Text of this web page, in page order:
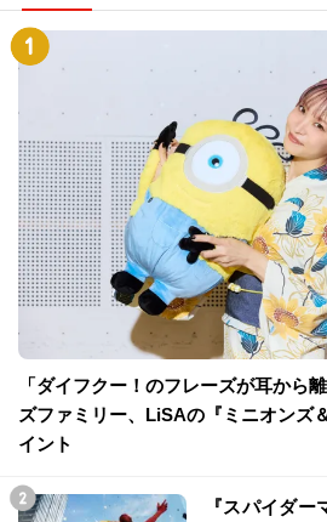
「ダイフクー！のフレーズが耳から
ズファミリー、LiSAの『ミニオンズ
イント
『スパイダ